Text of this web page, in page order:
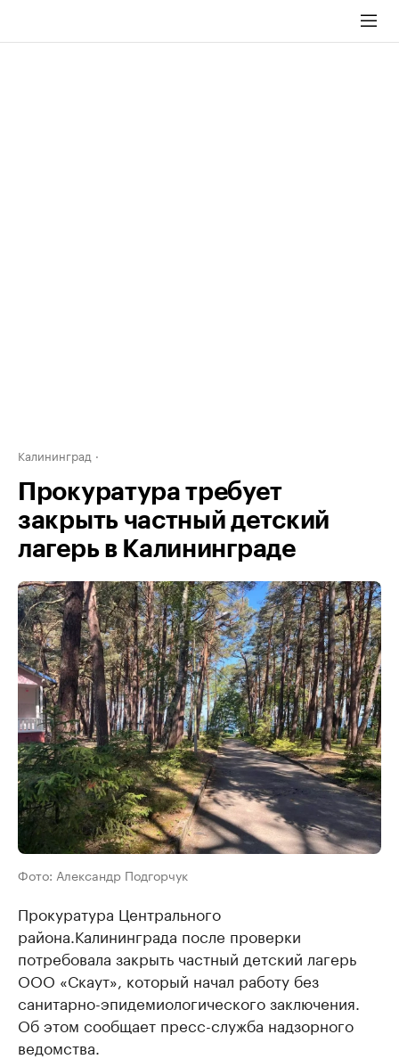
Калининград
Прокуратура требует
закрыть частный детский
лагерь в Калининграде
Фото: Александр Подгорчук
Прокуратура Центрального
района.Калининграда после проверки
потребовала закрыть частный детский лагерь
ООО «Скаут», который начал работу без
санитарно-эпидемиологического заключения.
Об этом сообщает пресс-служба надзорного
ведомства.